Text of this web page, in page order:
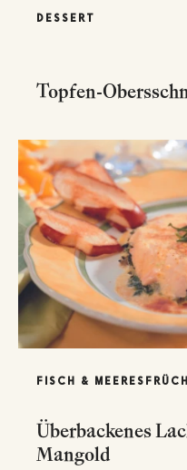
DESSERT
Topfen-
FISCH &
Überbackenes
Mangold